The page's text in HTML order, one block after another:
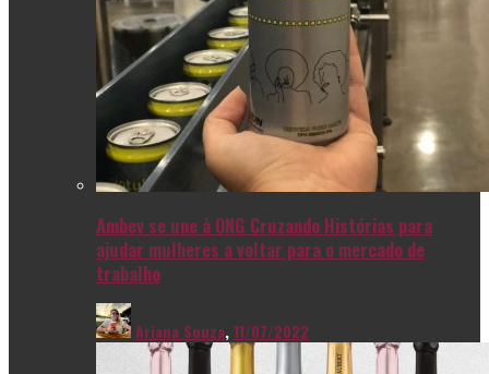
Ambev se une à ONG Cruzando Histórias para
ajudar mulheres a voltar para o mercado de
trabalho
Ariana Souza,11/07/2022